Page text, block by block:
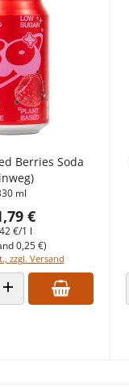
Berries Soda
ml
€
€/1 l
zzgl. Versand
0,25 €)
ANZAHL ERHÖHEN